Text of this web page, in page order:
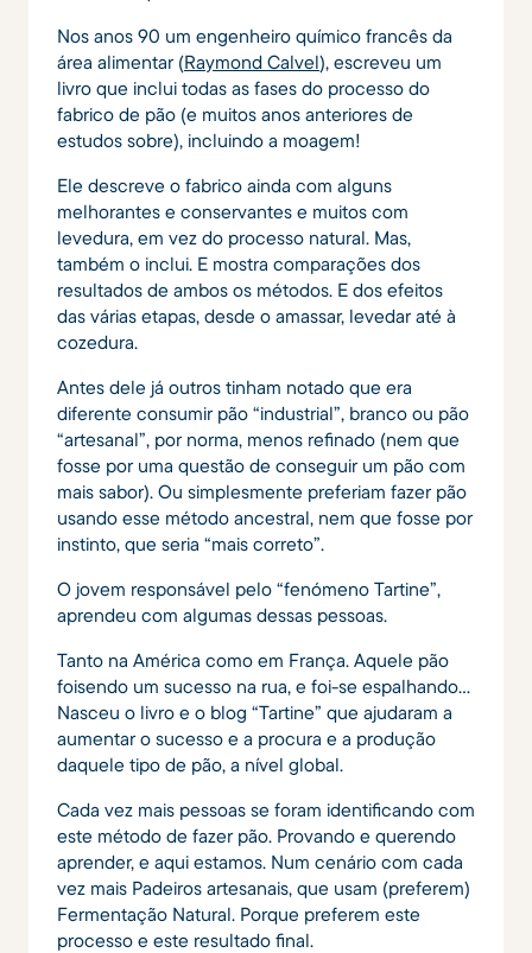
Nos anos 90 um engenheiro químico francês da
área alimentar (Raymond Calvel), escreveu um
livro que inclui todas as fases do processo do
fabrico de pão (e muitos anos anteriores de
estudos sobre), incluindo a moagem!
Ele descreve o fabrico ainda com alguns
melhorantes e conservantes e muitos com
levedura, em vez do processo natural. Mas,
também o inclui. E mostra comparações dos
resultados de ambos os métodos. E dos efeitos
das várias etapas, desde o amassar, levedar até à
cozedura.
Antes dele já outros tinham notado que era
diferente consumir pão “industrial”, branco ou pão
“artesanal”, por norma, menos refinado (nem que
fosse por uma questão de conseguir um pão com
mais sabor). Ou simplesmente preferiam fazer pão
usando esse método ancestral, nem que fosse por
instinto, que seria “mais correto”.
O jovem responsável pelo “fenómeno Tartine”,
aprendeu com algumas dessas pessoas.
Tanto na América como em França. Aquele pão
foisendo um sucesso na rua, e foi-se espalhando…
Nasceu o livro e o blog “Tartine” que ajudaram a
aumentar o sucesso e a procura e a produção
daquele tipo de pão, a nível global.
Cada vez mais pessoas se foram identificando com
este método de fazer pão. Provando e querendo
aprender, e aqui estamos. Num cenário com cada
vez mais Padeiros artesanais, que usam (preferem)
Fermentação Natural. Porque preferem este
processo e este resultado final.